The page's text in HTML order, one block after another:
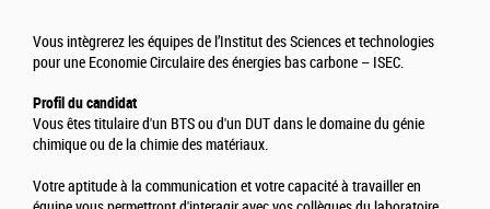
Vous intègrerez les équipes de l’Institut des Sciences et technologies
pour une Economie Circulaire des énergies bas carbone – ISEC.
Profil du candidat
Vous êtes titulaire d'un BTS ou d'un DUT dans le domaine du génie
chimique ou de la chimie des matériaux.
Votre aptitude à la communication et votre capacité à travailler en